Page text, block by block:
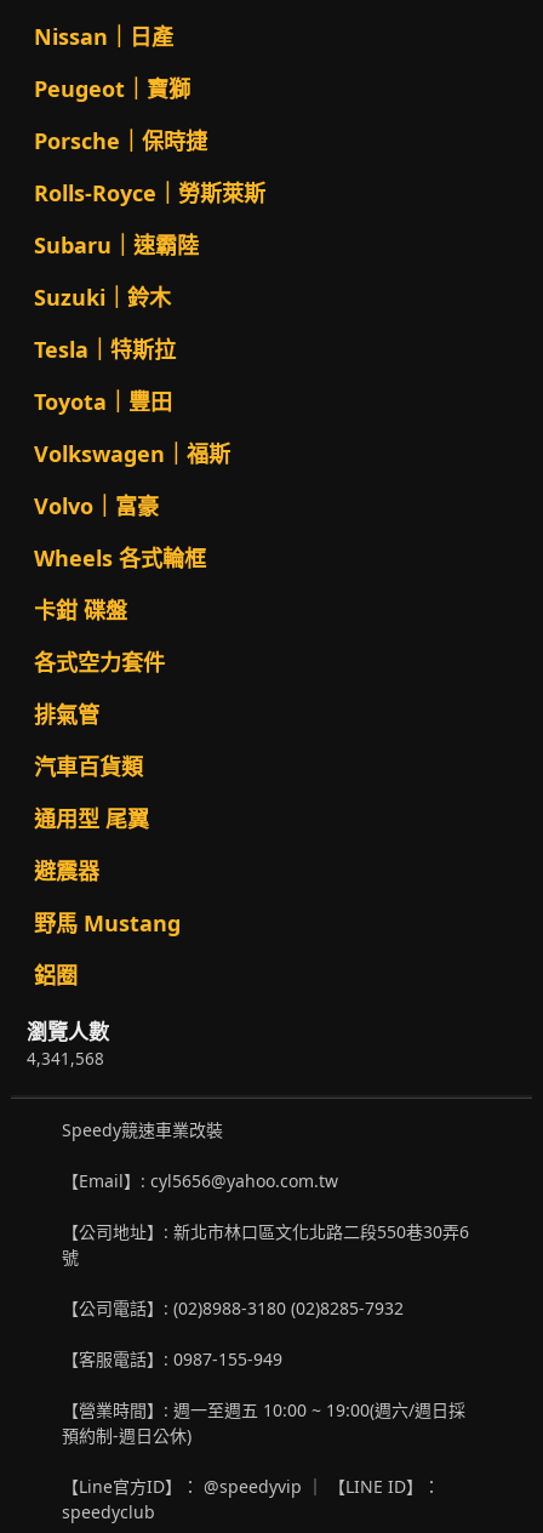
Nissan｜日產
Peugeot｜寶獅
Porsche｜保時捷
Rolls-Royce｜勞斯萊斯
Subaru｜速霸陸
Suzuki｜鈴木
Tesla｜特斯拉
Toyota｜豐田
Volkswagen｜福斯
Volvo｜富豪
Wheels 各式輪框
卡鉗 碟盤
各式空力套件
排氣管
汽車百貨類
通用型 尾翼
避震器
野馬 Mustang
鋁圈
瀏覽人數
4,341,568
Speedy競速車業改裝
【Email】: cyl5656@yahoo.com.tw
【公司地址】: 新北市林口區文化北路二段550巷30弄6
號
【公司電話】: (02)8988-3180 (02)8285-7932
【客服電話】: 0987-155-949
【營業時間】: 週一至週五 10:00 ~ 19:00(週六/週日採
預約制-週日公休)
【Line官方ID】： @speedyvip ｜ 【LINE ID】：
speedyclub